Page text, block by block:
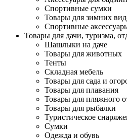
Спортивные сумки
Товары для зимних
Спортивные
Товары для дачи, туризма,
Шашлыки на даче
Товары для животных
Тенты
Складная мебель
Товары для сада и
Товары для плавания
Товары для пляжного
Товары для рыбалки
Туристическое
Сумки
Одежда и обувь